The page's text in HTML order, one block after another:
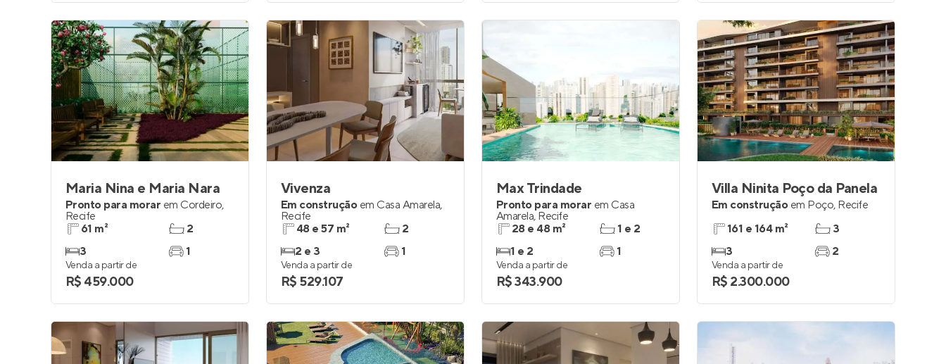
Maria Nina e Maria Nara
Pronto para morar em Cordeiro,
Recife
61 m²
3
2
1
Venda a partir de
R$ 459.000
Vivenza
Em construção em Casa Amarela,
Recife
48 e 57 m²
2 e 3
2
1
Venda a partir de
R$ 529.107
Max Trindade
Pronto para morar em Casa
Amarela, Recife
28 e 48 m²
1 e 2
1 e 2
1
Venda a partir de
R$ 343.900
Villa Ninita Poço da Panela
Em construção em Poço, Recife
161 e 164 m²
3
3
2
Venda a partir de
R$ 2.300.000